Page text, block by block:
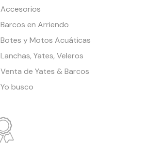
Accesorios
Barcos en Arriendo
Botes y Motos Acuáticas
Lanchas, Yates, Veleros
Venta de Yates & Barcos
Yo busco